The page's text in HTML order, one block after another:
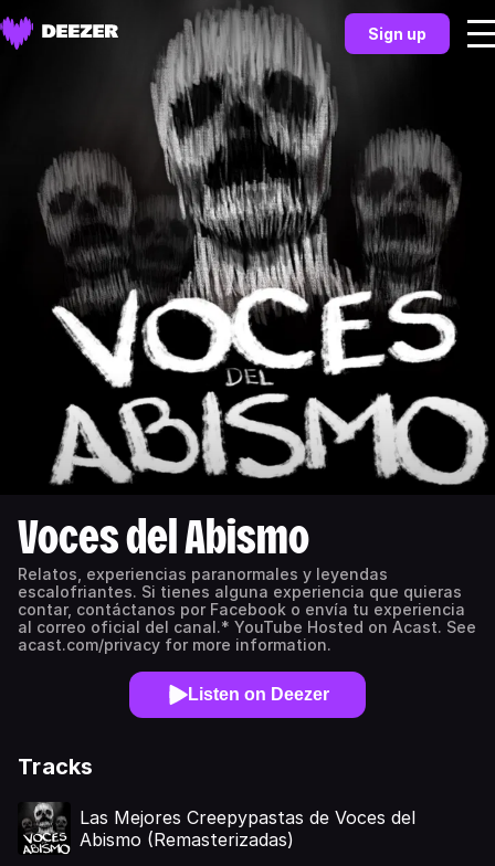
Sign up
Voces del Abismo
Relatos, experiencias paranormales y leyendas
escalofriantes. Si tienes alguna experiencia que quieras
contar, contáctanos por Facebook o envía tu experiencia
al correo oficial del canal.* YouTube Hosted on Acast. See
acast.com/privacy for more information.
Listen on Deezer
Tracks
Las Mejores Creepypastas de Voces del
Abismo (Remasterizadas)